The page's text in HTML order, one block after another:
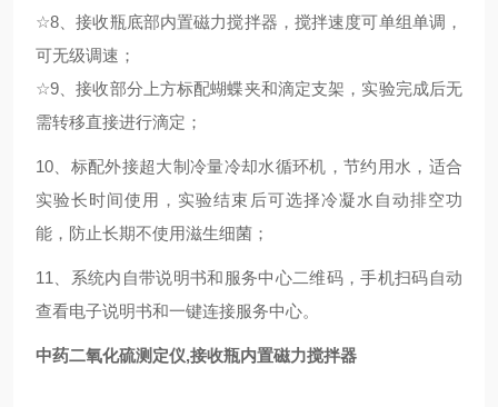
☆8、接收瓶底部内置磁力搅拌器，搅拌速度可单组单调，
可无级调速；
☆9、接收部分上方标配蝴蝶夹和滴定支架，实验完成后无
需转移直接进行滴定；
10、标配外接超大制冷量冷却水循环机，节约用水，适合
实验长时间使用，实验结束后可选择冷凝水自动排空功
能，防止长期不使用滋生细菌；
11、系统内自带说明书和服务中心二维码，手机扫码自动
查看电子说明书和一键连接服务中心。
中药二氧化硫测定仪,接收瓶内置磁力搅拌器